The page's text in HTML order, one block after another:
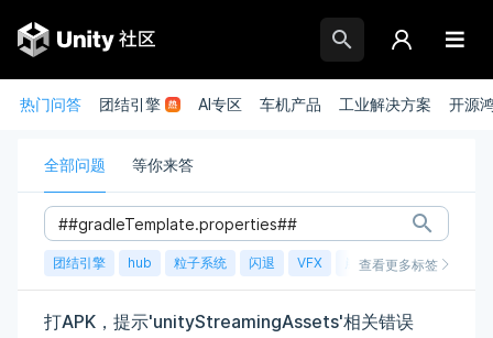
热门问答 团结引擎 AI专区 车机产品 工业解决方案 开源
全部问题 等你来答
团结引擎 hub 粒子系统 闪退 VFX 崩溃 账号 渲染
查看更多标签
打APK，提示'unityStreamingAssets'相关错误